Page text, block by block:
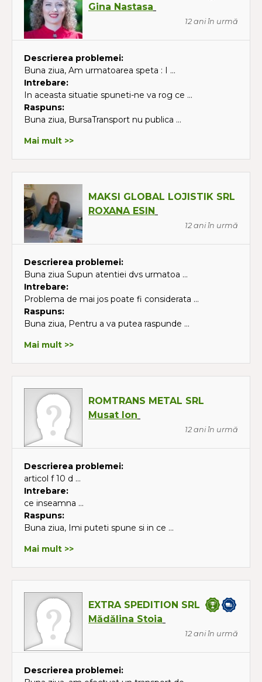
Gina Nastasa
12 ani în urmă
Descrierea problemei:
Buna ziua, Am urmatoarea speta : I ...
Intrebare:
In aceasta situatie spuneti-ne va rog ce ...
Raspuns:
Buna ziua, BursaTransport nu publica ...
Mai mult >>
MAKSI GLOBAL LOJISTIK SRL
ROXANA ESIN
12 ani în urmă
Descrierea problemei:
Buna ziua Supun atentiei dvs urmatoa ...
Intrebare:
Problema de mai jos poate fi considerata ...
Raspuns:
Buna ziua, Pentru a va putea raspunde ...
Mai mult >>
ROMTRANS METAL SRL
Musat Ion
12 ani în urmă
Descrierea problemei:
articol f 10 d ...
Intrebare:
ce inseamna ...
Raspuns:
Buna ziua, Imi puteti spune si in ce ...
Mai mult >>
EXTRA SPEDITION SRL
Mădălina Stoia
12 ani în urmă
Descrierea problemei: